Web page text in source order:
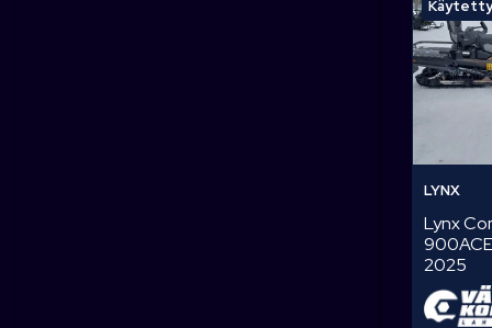
LYNX
Lynx
2025